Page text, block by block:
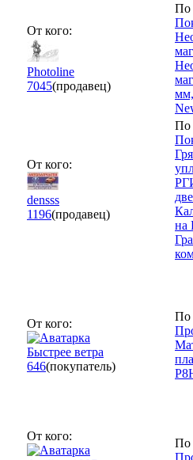
От кого:
Photoline
7045(продавец)
По
От кого:
densss
1196(продавец)
По
на
От кого:
Быстрее ветра
646(покупатель)
По
От кого:
По